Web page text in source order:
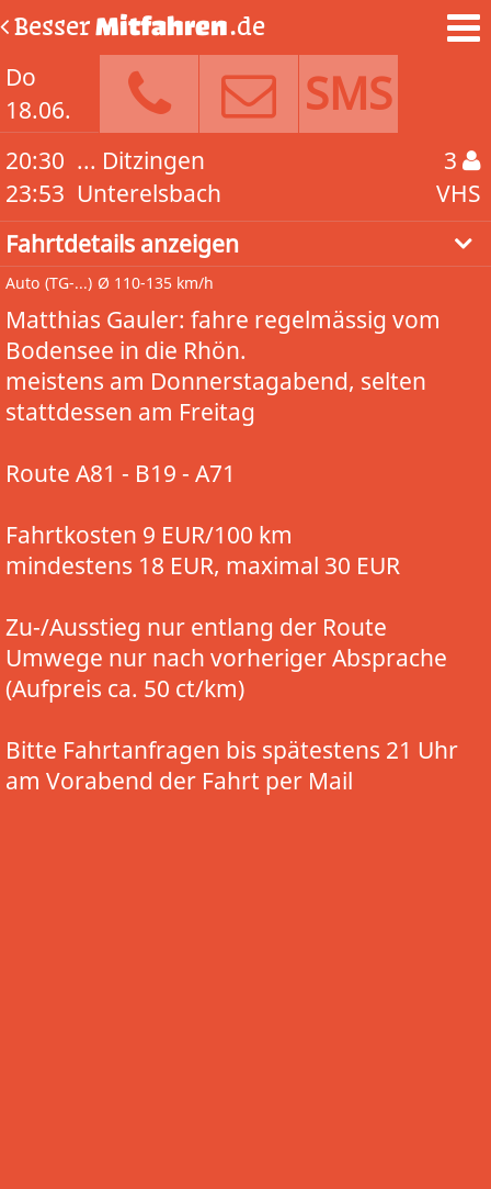
BesserMitfahren.de
Do
18.06.
SMS
20:30
23:53
... Ditzingen
Unterelsbach
3
VHS
Fahrtdetails anzeigen
Auto (TG-...) Ø 110-135 km/h
Matthias Gauler: fahre regelmässig vom
Bodensee in die Rhön.
meistens am Donnerstagabend, selten
stattdessen am Freitag
Route A81 - B19 - A71
Fahrtkosten 9 EUR/100 km
mindestens 18 EUR, maximal 30 EUR
Zu-/Ausstieg nur entlang der Route
Umwege nur nach vorheriger Absprache
(Aufpreis ca. 50 ct/km)
Bitte Fahrtanfragen bis spätestens 21 Uhr
am Vorabend der Fahrt per Mail